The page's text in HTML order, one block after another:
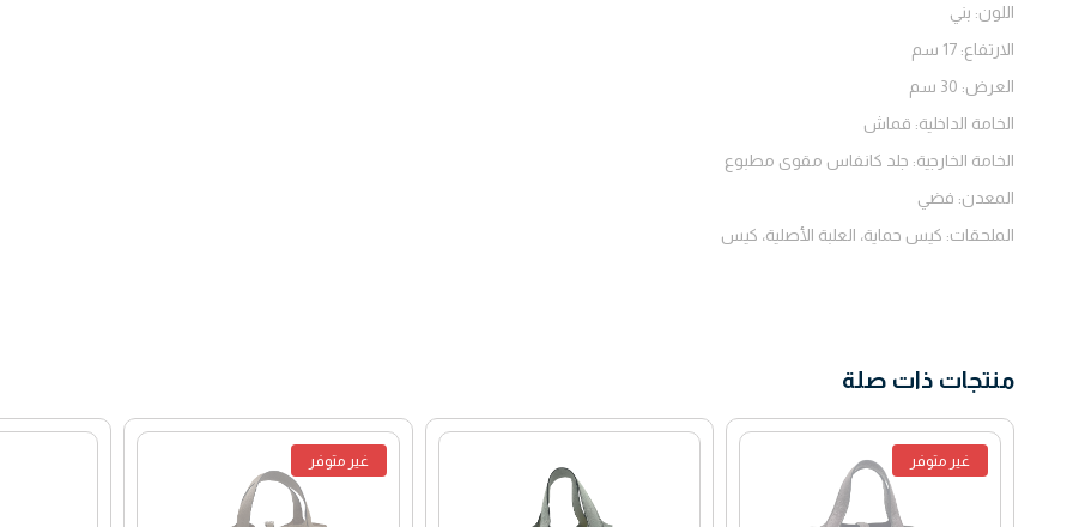
اللون: بني
الارتفاع:
العرض: 30 سم
الخامة الداخلية: قماش
الخامة الخارجية: جلد كانفاس مقوى مطبوع
المعدن: فضي
الملحقات: كيس حماية، العلبة الأصلية، كيس
منتجات ذات صلة
غير متوفر غير متوفر